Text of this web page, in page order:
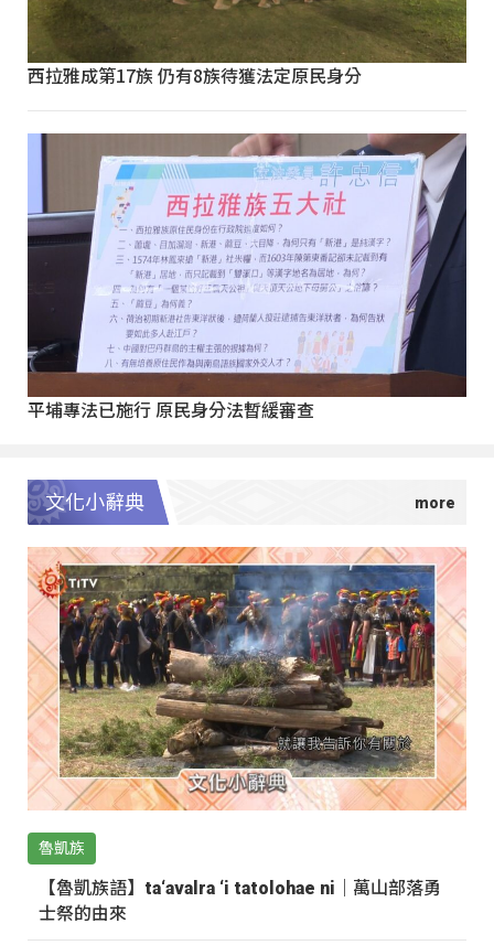
西拉雅成第17族 仍有8族待獲法定原民身分
平埔專法已施行 原民身分法暫緩審查
文化小辭典
魯凱族
【魯凱族語】ta‘avalra ‘i tatolohae ni｜萬山部落勇
士祭的由來